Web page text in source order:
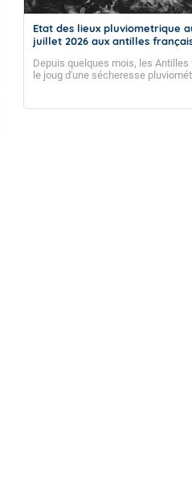
Etat des lieux pluviometrique
juillet 2026 aux antilles
Depuis quelques mois, les
le joug d'une sécheresse